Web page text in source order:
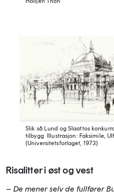
Slik så Lund og Slaattos
tilbygg Illustrasjon: Faksimile,
(Universitetsforlaget, 1973)
Risalitter i øst og vest
– De mener selv de fullfører